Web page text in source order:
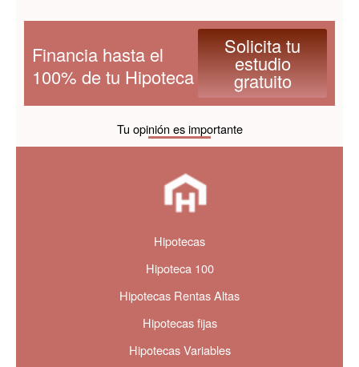
Financia hasta el
100% de tu Hipoteca
Solicita tu
estudio
gratuito
Tu opinión es importante
Hipotecas
Hipoteca 100
Hipotecas Rentas Altas
Hipotecas fijas
Hipotecas Variables